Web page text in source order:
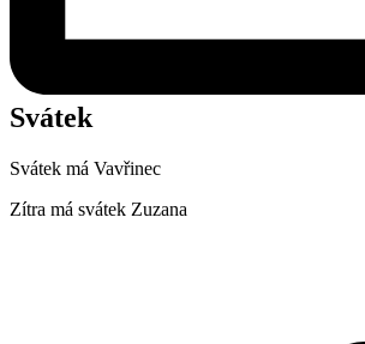
Svátek
Svátek má Vavřinec
Zítra má svátek Zuzana